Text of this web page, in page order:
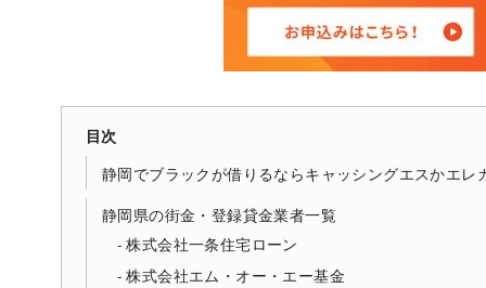
目次
静岡でブラックが借りるならキャッシングエスかエレ
静岡県の街金・登録貸金業者一覧
株式会社一条住宅ローン
株式会社エム・オー・エー基金